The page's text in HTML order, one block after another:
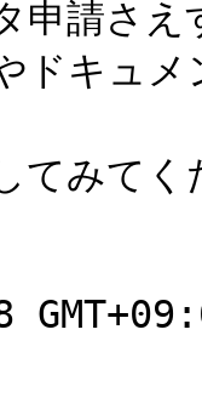
申請さえ
ドキュ
てみてく